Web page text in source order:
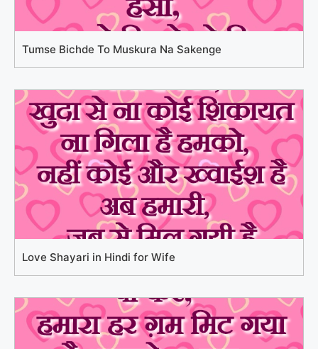
Tumse Bichde To Muskura Na Sakenge
Love Shayari in Hindi for Wife